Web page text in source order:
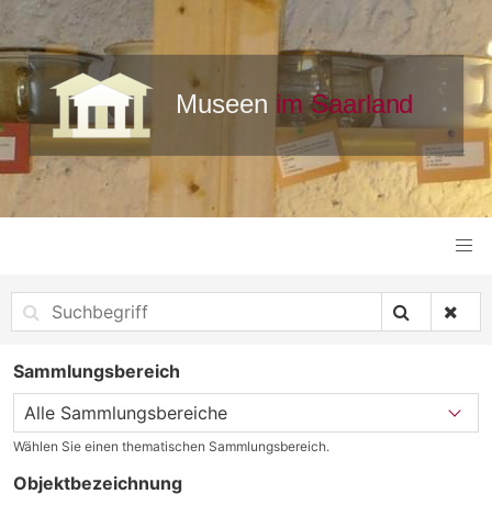
Sammlungsbereich
Wählen Sie einen thematischen Sammlungsbereich.
Objektbezeichnung